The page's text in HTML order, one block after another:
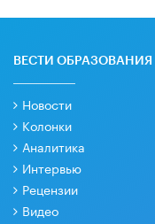
ВЕСТИ ОБРАЗОВАНИЯ
Новости
Колонки
Аналитика
Интервью
Рецензии
Видео